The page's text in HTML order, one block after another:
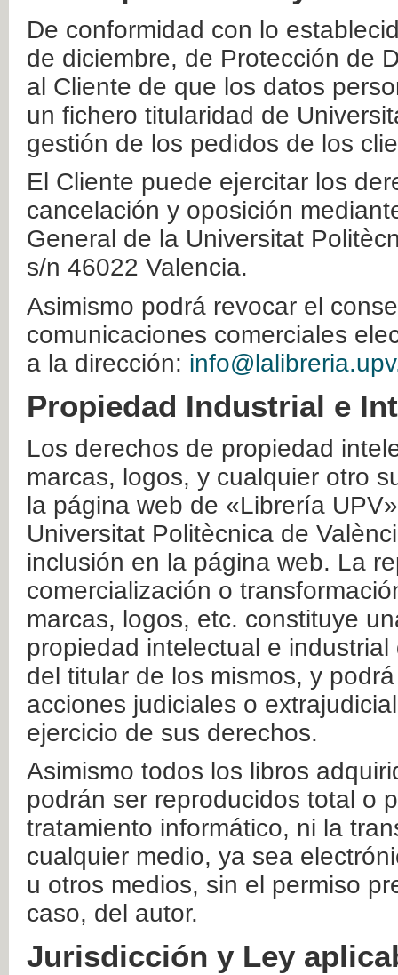
De conformidad con lo
de diciembre, de Protección de
al Cliente de que los datos
un fichero titularidad de
gestión de los pedidos de los
El Cliente puede ejercitar los
cancelación y oposición
General de la Universitat
s/n 46022 Valencia.
Asimismo podrá revocar el
comunicaciones comerciales
a la dirección:
Propiedad Industrial e
Los derechos de propiedad
marcas, logos, y cualquier otro
la página web de «Librería
Universitat Politècnica de
inclusión en la página web. La
comercialización o
marcas, logos, etc. constituye
propiedad intelectual e
del titular de los mismos, y
acciones judiciales o
ejercicio de sus derechos.
Asimismo todos los libros
podrán ser reproducidos total o
tratamiento informático, ni la
cualquier medio, ya sea
u otros medios, sin el permiso
caso, del autor.
Jurisdicción y Ley